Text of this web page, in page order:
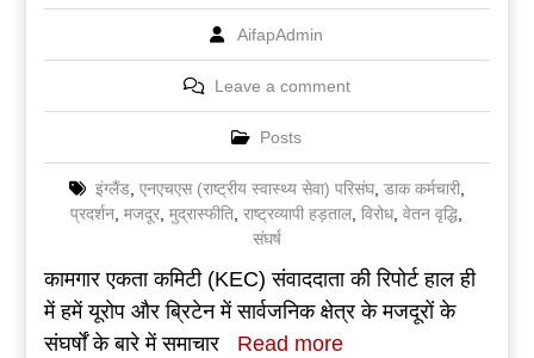
AifapAdmin
Leave a comment
Posts
इंग्लैंड, एनएचएस (राष्ट्रीय स्वास्थ्य सेवा) परिसंघ, डाक कर्मचारी,
प्रदर्शन,मजदूर,मुद्रास्फीति,राष्ट्रव्यापी हड़ताल,विरोध,वेतन वृद्धि,
संघर्ष
कामगार एकता कमिटी (KEC) संवाददाता की रिपोर्ट हाल ही
में हमें यूरोप और ब्रिटेन में सार्वजनिक क्षेत्र के मजदूरों के
संघर्षों के बारे में समाचार
Read more